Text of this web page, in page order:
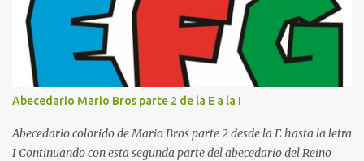
resolución de las siguientes letras: Letras vibrantes : La J y la M en
el clásico rojo de la gorra de Mario. Tonos azules : La K y la Ñ , que
destacan por su diseño limpio y audaz. Colores secundarios : La L y
la Q en amarillo brillante, junto con la N y la P en un verde
inspirado en los niveles de los juegos. Formas icónicas : No te
pierdas la letra O , diseñada con ese estilo geométrico tan carac...
Abecedario Mario Bros parte 2 de la E a la I
Abecedario colorido de Mario Bros parte 2 desde la E hasta la letra
I Continuando con esta segunda parte del abecedario del Reino